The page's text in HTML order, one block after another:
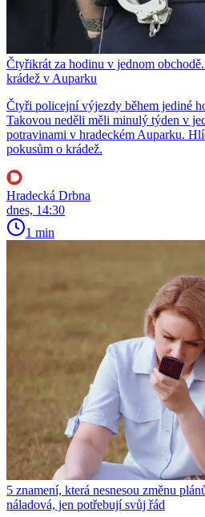
Čtyřikrát za hodinu v jednom
krádež v Auparku
Čtyři policejní výjezdy během jediné
Takovou neděli měli minulý týden v
potravinami v hradeckém Auparku.
pokusům o krádež.
Hradecká Drbna
dnes, 14:30
1 min
5 znamení, která nesnesou změnu
náladová, jen potřebují svůj řád